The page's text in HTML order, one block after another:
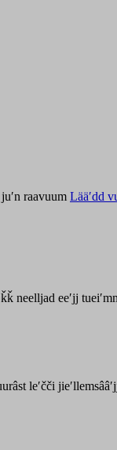
raavuum Lääʹdd
eeʹjj
leʹčči